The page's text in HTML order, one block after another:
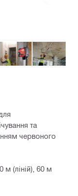
та
червоного
м (ліній), 60 м